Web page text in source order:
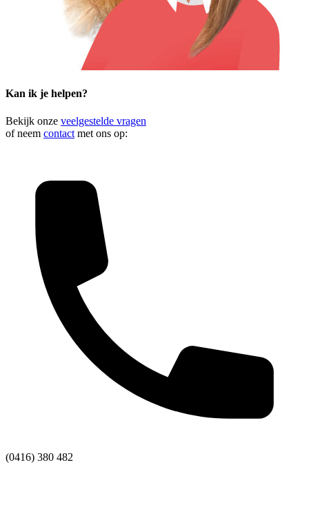
Kan ik je helpen?
Bekijk onze veelgestelde vragen
of neem contact met ons op:
(0416) 380 482